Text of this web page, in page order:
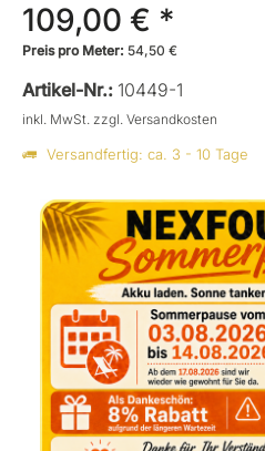
109,00 € *
Preis pro Meter: 54,50 €
Artikel-Nr.: 10449-1
inkl. MwSt. zzgl. Versandkosten
Versandfertig: ca. 3 - 10 Tage